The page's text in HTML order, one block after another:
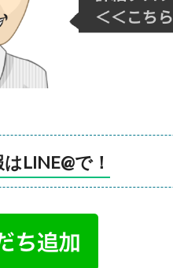
LINE@で！